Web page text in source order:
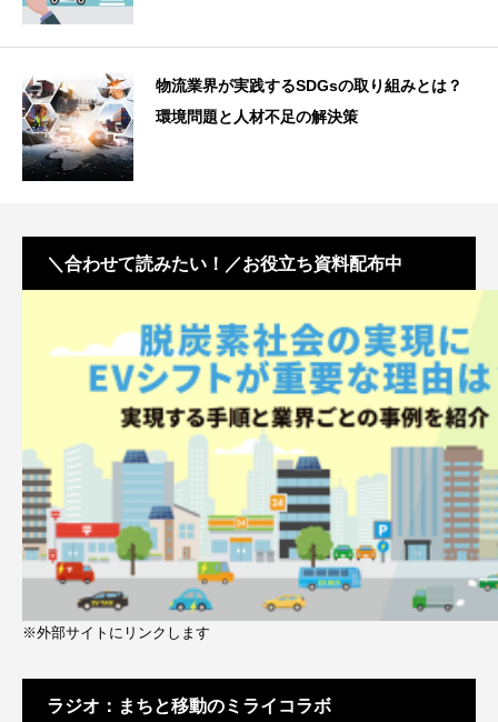
物流業界が実践するSDGsの取り組みとは？
環境問題と人材不足の解決策
＼合わせて読みたい！／お役立ち資料配布中
※外部サイトにリンクします
ラジオ：まちと移動のミライコラボ